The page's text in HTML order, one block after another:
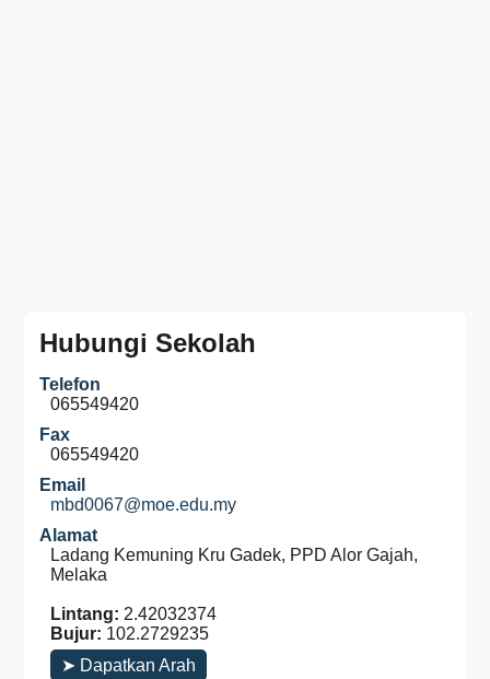
Hubungi Sekolah
Telefon
065549420
Fax
065549420
Email
mbd0067@moe.edu.my
Alamat
Ladang Kemuning Kru Gadek, PPD Alor Gajah,
Melaka
Lintang: 2.42032374
Bujur: 102.2729235
➤ Dapatkan Arah